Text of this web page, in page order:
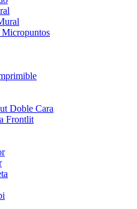
Doble Cara
Frontlit